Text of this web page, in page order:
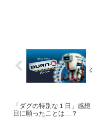
「ダグの特別な１日」感
日に願ったことは…？